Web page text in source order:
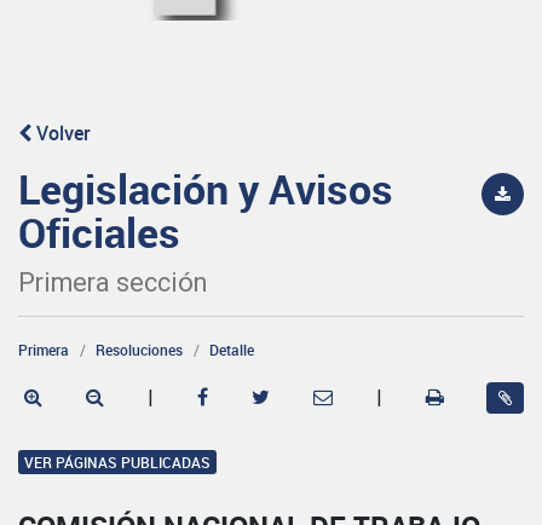
Volver
Legislación y Avisos
Oficiales
Primera sección
Primera Resoluciones Detalle
| |
VER PÁGINAS PUBLICADAS